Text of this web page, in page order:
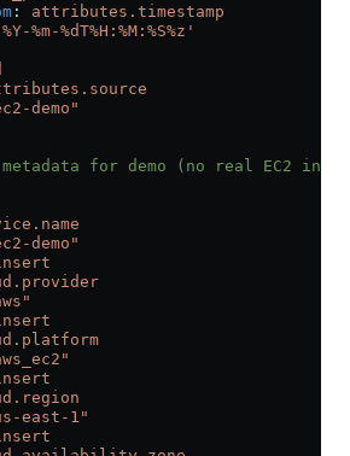
: attributes.timestamp
%m-%dT%H:%M:%S%z'
demo"
for demo (no real EC2
demo"
east-1"